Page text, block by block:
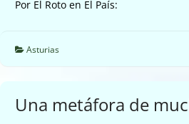
Por El Roto en El País:
Asturias
Una metáfora de